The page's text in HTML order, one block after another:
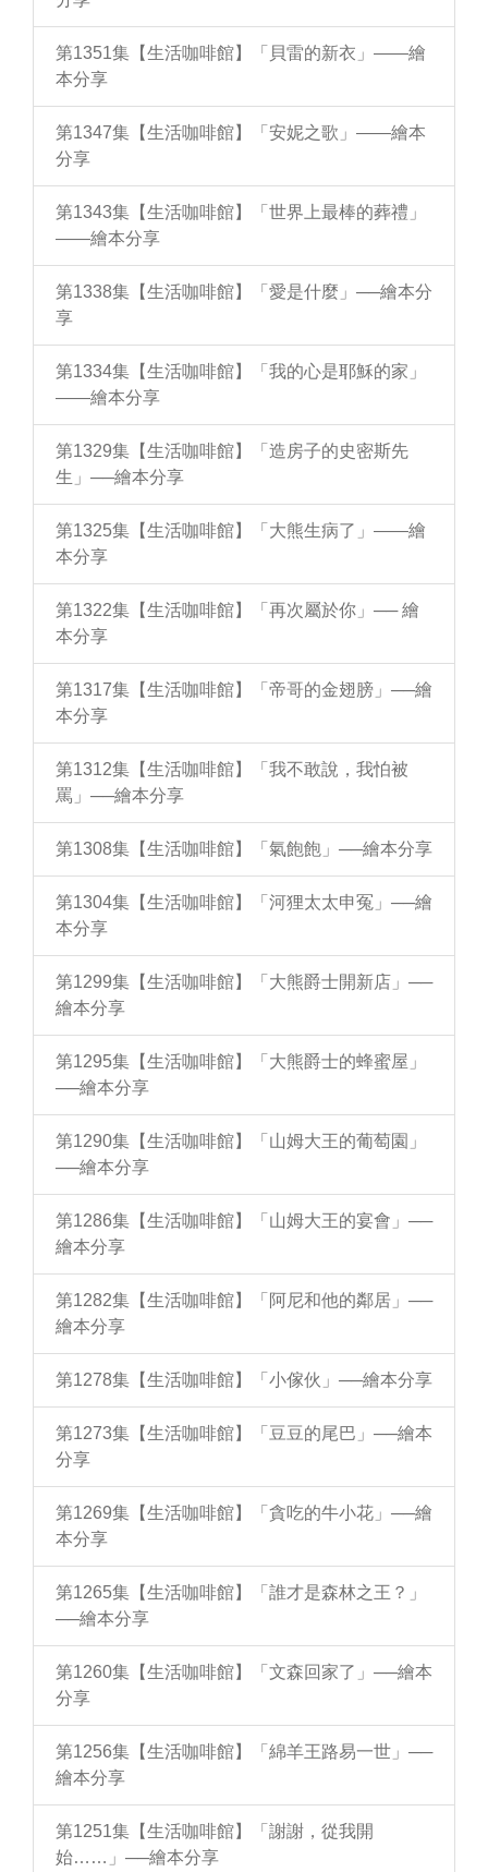
第1351集【生活咖啡館】「貝雷的新衣」——繪
本分享
第1347集【生活咖啡館】「安妮之歌」——繪本
分享
第1343集【生活咖啡館】「世界上最棒的葬禮」
——繪本分享
第1338集【生活咖啡館】「愛是什麼」──繪本分
享
第1334集【生活咖啡館】「我的心是耶穌的家」
——繪本分享
第1329集【生活咖啡館】「造房子的史密斯先
生」──繪本分享
第1325集【生活咖啡館】「大熊生病了」——繪
本分享
第1322集【生活咖啡館】「再次屬於你」── 繪
本分享
第1317集【生活咖啡館】「帝哥的金翅膀」──繪
本分享
第1312集【生活咖啡館】「我不敢說，我怕被
罵」──繪本分享
第1308集【生活咖啡館】「氣飽飽」──繪本分享
第1304集【生活咖啡館】「河狸太太申冤」──繪
本分享
第1299集【生活咖啡館】「大熊爵士開新店」──
繪本分享
第1295集【生活咖啡館】「大熊爵士的蜂蜜屋」
──繪本分享
第1290集【生活咖啡館】「山姆大王的葡萄園」
──繪本分享
第1286集【生活咖啡館】「山姆大王的宴會」──
繪本分享
第1282集【生活咖啡館】「阿尼和他的鄰居」──
繪本分享
第1278集【生活咖啡館】「小傢伙」──繪本分享
第1273集【生活咖啡館】「豆豆的尾巴」──繪本
分享
第1269集【生活咖啡館】「貪吃的牛小花」──繪
本分享
第1265集【生活咖啡館】「誰才是森林之王？」
──繪本分享
第1260集【生活咖啡館】「文森回家了」──繪本
分享
第1256集【生活咖啡館】「綿羊王路易一世」──
繪本分享
第1251集【生活咖啡館】「謝謝，從我開
始……」──繪本分享